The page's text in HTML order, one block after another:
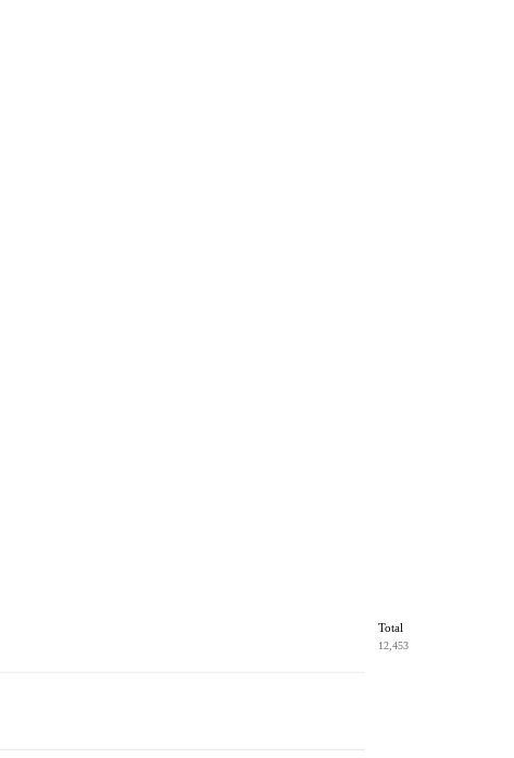
Total
12,453